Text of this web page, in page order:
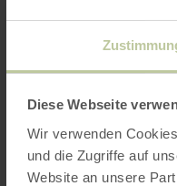
Diese Webseite
Wir verwenden
und die Zugriffe auf
Website an unsere